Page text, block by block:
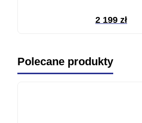
2 199 zł
Polecane produkty